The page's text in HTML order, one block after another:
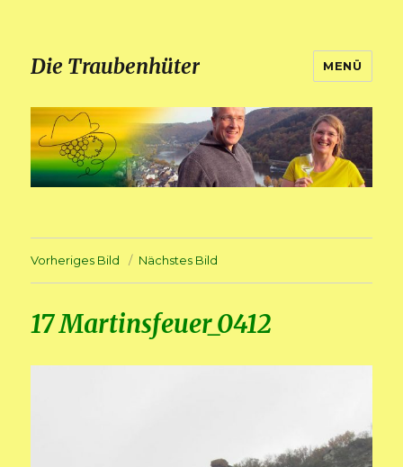
Die Traubenhüter MENÜ
Vorheriges Bild Nächstes Bild
17 Martinsfeuer_0412